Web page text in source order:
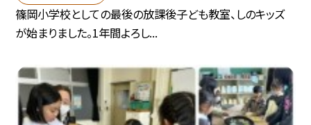
篠岡小学校としての最後の放課後子ども教室、しのキッズ
が始まりました。1年間よろし...